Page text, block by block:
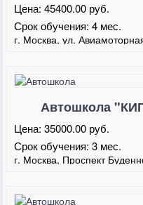
Цена:45400.00 руб.
Срок обучения:4 мес.
г. Москва, ул.
Автошкола
Цена:35000.00 руб.
Срок обучения:3 мес.
г. Москва, Проспект